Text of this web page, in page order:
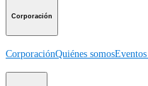
Corporación
CorporaciónQuiénes somos